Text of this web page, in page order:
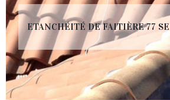
ETANCHÉITÉ DE FAITIÈRE 77